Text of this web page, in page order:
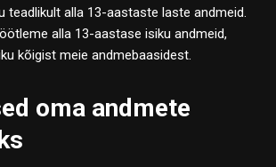
teadlikult alla 13-aastaste laste andmeid.
alla 13-aastase isiku andmeid,
kõigist meie andmebaasidest.
oma andmete